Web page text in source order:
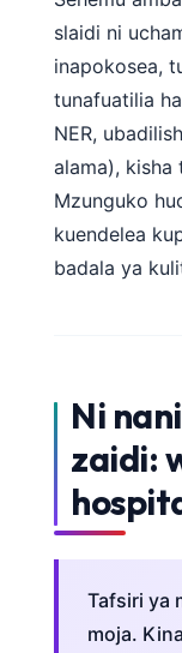
slaidi ni
inapokosea,
tunafuatilia
NER,
alama), kisha
Mzunguko
kuendelea
badala ya
Ni
zaidi:
Tafsiri ya
moja.